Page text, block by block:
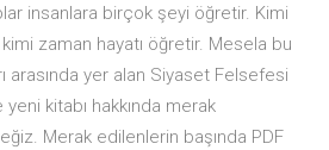
insanlara birçok şeyi öğretir. Kimi
kimi zaman hayatı öğretir. Mesela bu
arasında yer alan Siyaset Felsefesi
yeni kitabı hakkında merak
Merak edilenlerin başında PDF